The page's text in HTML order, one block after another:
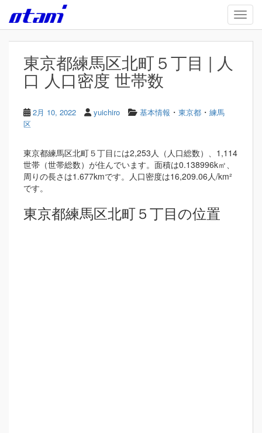
Skip to main content
東京都練馬区北町５丁目 | 人
口 人口密度 世帯数
2月 10, 2022 yuichiro 基本情報 ・ 東京都 ・ 練馬
区
東京都練馬区北町５丁目には2,253人（人口総数）、1,114
世帯（世帯総数）が住んでいます。面積は0.138996k㎡、
周りの長さは1.677kmです。人口密度は16,209.06人/km²
です。
東京都練馬区北町５丁目の位置